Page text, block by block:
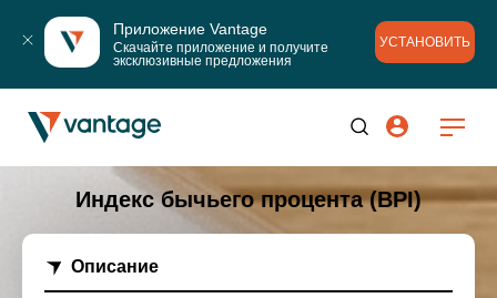
Приложение Vantage
Скачайте приложение и получите
эксклюзивные предложения
УСТАНОВИТЬ
Индекс бычьего процента (BPI)
Описание